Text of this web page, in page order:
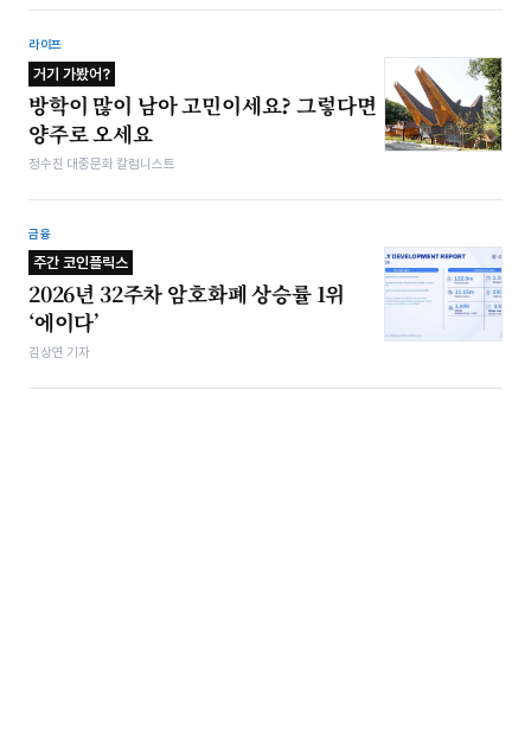
라이프
거기 가봤어?
방학이 많이 남아 고민이세요? 그렇다면
양주로 오세요
정수진 대중문화 칼럼니스트
금융
주간 코인플릭스
2026년 32주차 암호화폐 상승률 1위
‘에이다’
김상연 기자